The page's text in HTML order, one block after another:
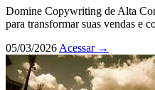
Domine Copywriting de Alta
para transformar suas vendas e
05/03/2026Acessar →